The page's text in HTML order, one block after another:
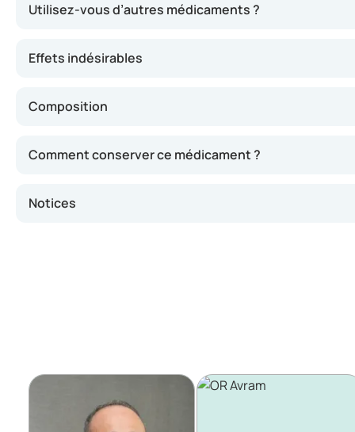
Utilisez-vous d’autres médicaments ?
Effets indésirables
Composition
Comment conserver ce médicament ?
Notices